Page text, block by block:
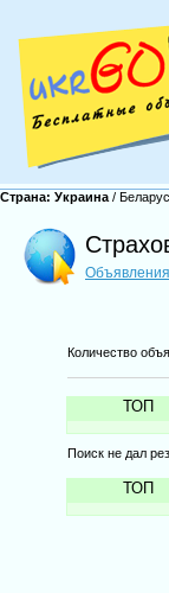
Страна: Украина /
Количество
ТОП
Поиск не дал
ТОП